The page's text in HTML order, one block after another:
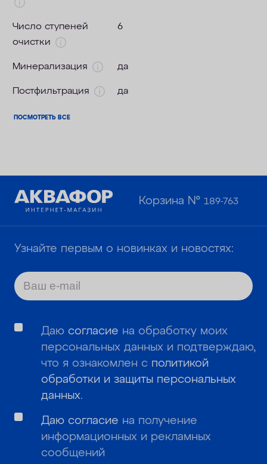
Число ступеней
очистки
6
Минерализация да
Постфильтрация да
ПОСМОТРЕТЬ ВСЕ
Корзина №189-763
Узнайте первым о новинках и новостях:
Даю согласие на обработку моих
персональных данных и подтверждаю,
что я ознакомлен с политикой
обработки и защиты персональных
данных.
Даю согласие на получение
информационных и рекламных
сообщений